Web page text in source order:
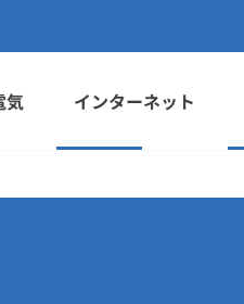
気 インターネット